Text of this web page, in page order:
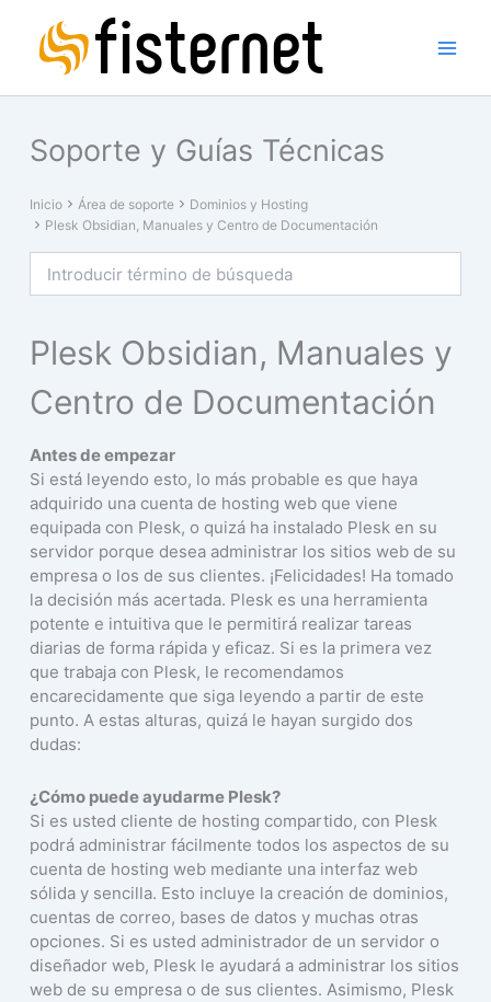
contenido
Menu
Soporte y Guías Técnicas
Inicio Área de soporte
Dominios y Hosting
Plesk Obsidian, Manuales y Centro de Documentación
Plesk Obsidian, Manuales y
Centro de Documentación
Antes de empezar
Si está leyendo esto, lo más probable es que haya
adquirido una cuenta de hosting web que viene
equipada con Plesk, o quizá ha instalado Plesk en su
servidor porque desea administrar los sitios web de su
empresa o los de sus clientes. ¡Felicidades! Ha tomado
la decisión más acertada. Plesk es una herramienta
potente e intuitiva que le permitirá realizar tareas
diarias de forma rápida y eficaz. Si es la primera vez
que trabaja con Plesk, le recomendamos
encarecidamente que siga leyendo a partir de este
punto. A estas alturas, quizá le hayan surgido dos
dudas:
¿Cómo puede ayudarme Plesk?
Si es usted cliente de hosting compartido, con Plesk
podrá administrar fácilmente todos los aspectos de su
cuenta de hosting web mediante una interfaz web
sólida y sencilla. Esto incluye la creación de dominios,
cuentas de correo, bases de datos y muchas otras
opciones. Si es usted administrador de un servidor o
diseñador web, Plesk le ayudará a administrar los sitios
web de su empresa o de sus clientes. Asimismo, Plesk